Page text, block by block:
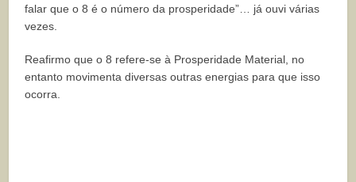
falar que o 8 é o número da prosperidade”… já ouvi várias
vezes.
Reafirmo que o 8 refere-se à Prosperidade Material, no
entanto movimenta diversas outras energias para que isso
ocorra.